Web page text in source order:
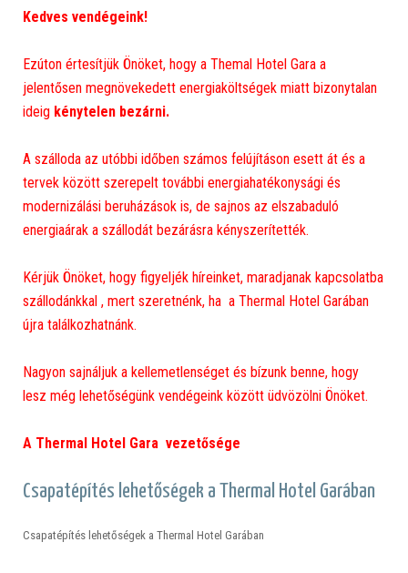
Kedves vendégeink!
Ezúton értesítjük Önöket, hogy a Themal Hotel Gara a
jelentősen megnövekedett energiaköltségek miatt bizonytalan
ideig kénytelen bezárni.
A szálloda az utóbbi időben számos felújításon esett át és a
tervek között szerepelt további energiahatékonysági és
modernizálási beruházások is, de sajnos az elszabaduló
energiaárak a szállodát bezárásra kényszerítették.
Kérjük Önöket, hogy figyeljék híreinket, maradjanak kapcsolatba
szállodánkkal , mert szeretnénk, ha a Thermal Hotel Garában
újra találkozhatnánk.
Nagyon sajnáljuk a kellemetlenséget és bízunk benne, hogy
lesz még lehetőségünk vendégeink között üdvözölni Önöket.
A Thermal Hotel Gara vezetősége
Csapatépítés lehetőségek a Thermal Hotel Garában
Csapatépítés lehetőségek a Thermal Hotel Garában